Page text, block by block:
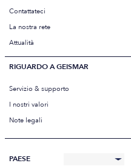
Contattateci
La nostra rete
Attualità
RIGUARDO A GEISMAR
Servizio & supporto
I nostri valori
Note legali
PAESE